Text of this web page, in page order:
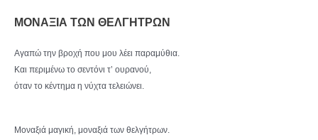
ΜΟΝΑΞΙΑ ΤΩΝ ΘΕΛΓΗΤΡΩΝ
Αγαπώ την βροχή που μου λέει παραμύθια.
Και περιμένω το σεντόνι τ’ ουρανού,
όταν το κέντημα η νύχτα τελειώνει.
Μοναξιά μαγική, μοναξιά των θελγήτρων.